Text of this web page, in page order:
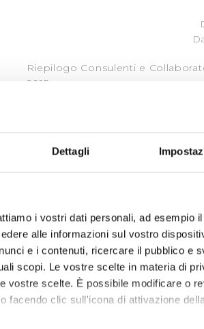
Dettagli
i vostri dati personali, ad esempio
alle informazioni sul vostro
e i contenuti, ricercare il pubblico e
scopi. Le vostre scelte in materia di
vostre scelte. È possibile modificare o
facendo clic sull'icona di attivazione
Riepilogo Consulenti e
2015